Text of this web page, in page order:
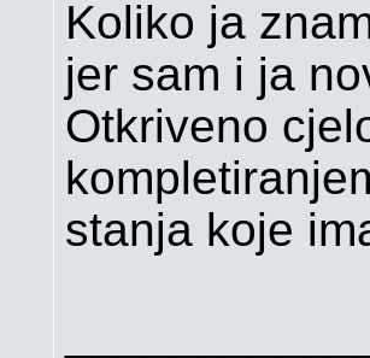
Koliko ja
jer sam i ja
Otkriveno
stanja koje